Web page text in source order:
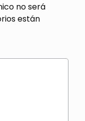
no será
están